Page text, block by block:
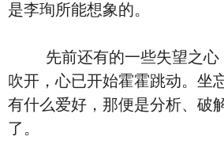
是李珣所能想象的。
先前还有的一些失望之心
吹开，心已开始霍霍跳动。坐
有什么爱好，那便是分析、破
了。